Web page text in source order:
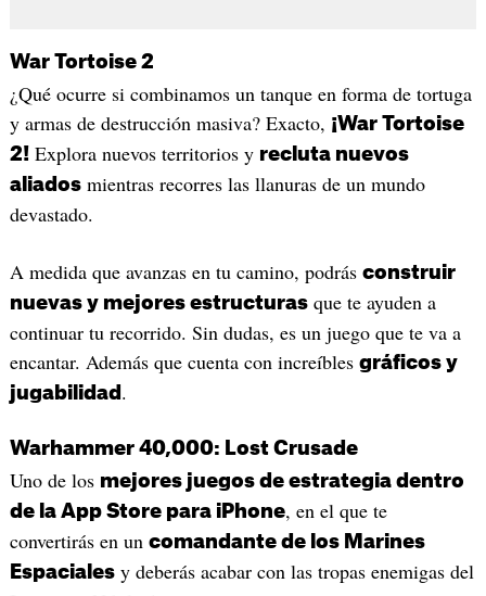
War Tortoise 2
¿Qué ocurre si combinamos un tanque en forma de tortuga
y armas de destrucción masiva? Exacto, ¡War Tortoise
2!Explora nuevos territorios y recluta nuevos
aliadosmientras recorres las llanuras de un mundo
devastado.
A medida que avanzas en tu camino, podrás construir
nuevas y mejores estructurasque te ayuden a
continuar tu recorrido. Sin dudas, es un juego que te va a
encantar. Además que cuenta con increíbles gráficos y
jugabilidad .
Warhammer 40,000: Lost Crusade
Uno de los mejores juegos de estrategia dentro
de la App Store para iPhone, en el que te
convertirás en un comandante de los Marines
Espacialesy deberás acabar con las tropas enemigas del